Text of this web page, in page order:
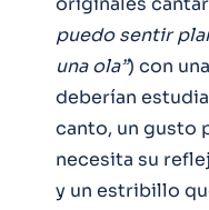
puedo sentir
una ola”) con
deberían
canto, un gusto
necesita su
y un estribillo